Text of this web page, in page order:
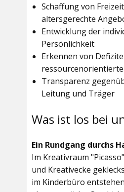
Schaffung von
altersgerechte
Entwicklung der
Persönlichkeit
Erkennen von
Transparenz
Leitung und Träger
Was ist los bei
Ein Rundgang durchs
Im Kreativraum "Picasso"
und Kreativecke
im Kinderbüro